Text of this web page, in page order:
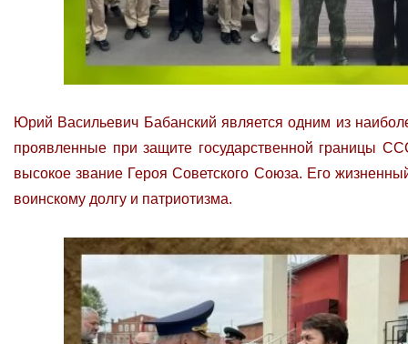
Юрий Васильевич Бабанский является одним из
проявленные при защите государственной границы
высокое звание Героя Советского Союза. Его
воинскому долгу и патриотизма.